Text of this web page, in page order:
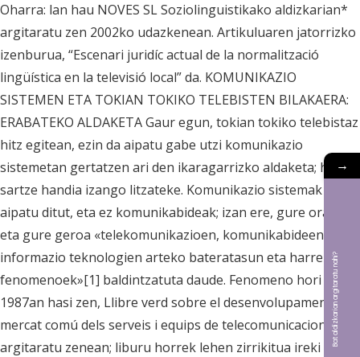
Oharra: lan hau NOVES SL Soziolinguistikako aldizkarian*
argitaratu zen 2002ko udazkenean. Artikuluaren jatorrizko
izenburua, “Escenari juridíc actual de la normalització
lingüística en la televisió local” da. KOMUNIKAZIO
SISTEMEN ETA TOKIAN TOKIKO TELEBISTEN BILAKAERA:
ERABATEKO ALDAKETA Gaur egun, tokian tokiko telebistaz
hitz egitean, ezin da aipatu gabe utzi komunikazio
sistemetan gertatzen ari den ikaragarrizko aldaketa; hanka
sartze handia izango litzateke. Komunikazio sistemak
aipatu ditut, eta ez komunikabideak; izan ere, gure oraina
eta gure geroa «telekomunikazioen, komunikabideen eta
informazio teknologien arteko bateratasun eta harreman
fenomenoek»[1] baldintzatuta daude. Fenomeno hori
1987an hasi zen, Llibre verd sobre el desenvolupament del
mercat comú dels serveis i equips de telecomunicacions
argitaratu zenean; liburu horrek lehen zirrikitua ireki zuen
→
Bat aldizkarian argitaratu nahi?